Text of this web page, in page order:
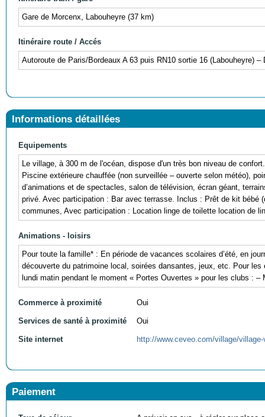
Gare de Morcenx, Labouheyre (37 km)
Itinéraire route / Accés
Autoroute de Paris/Bordeaux A 63 puis RN10 sortie 16 (Labouheyre)
Informations détaillées
Equipements
Le village, à 300 m de l'océan, dispose d'un très bon niveau de
Piscine extérieure chauffée (non surveillée – ouverte selon météo),
d’animations et de spectacles, salon de télévision, écran géant,
privé. Avec participation : Bar avec terrasse. Inclus : Prêt de kit bébé
communes, Avec participation : Location linge de toilette location de
Animations - loisirs
Pour toute la famille* : En période de vacances scolaires d’été, en
découverte du patrimoine local, soirées dansantes, jeux, etc. Pour
lundi matin pendant le moment « Portes Ouvertes » pour les clubs :
Commerce à proximité Oui
Services de santé à proximité Oui
Site internet http://www.ceveo.com/village/
Paiement